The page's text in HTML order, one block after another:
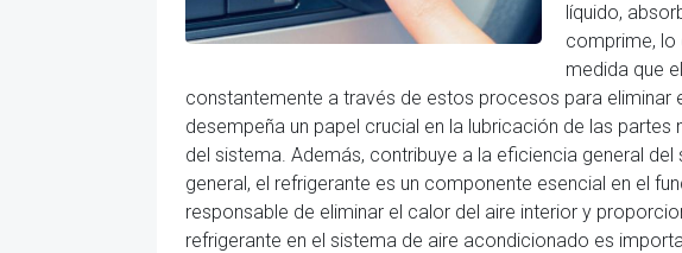
líquido,
comprime, lo
medida que
constantemente a través de estos procesos para eliminar
desempeña un papel crucial en la lubricación de las
del sistema. Además, contribuye a la eficiencia general
general, el refrigerante es un componente esencial en el
responsable de eliminar el calor del aire interior y
refrigerante en el sistema de aire acondicionado es